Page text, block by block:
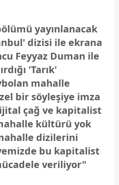
yayınlanacak
dizisi ile ekrana
Feyyaz Duman ile
'Tarık'
mahalle
bir söyleşiye imza
çağ ve kapitalist
kültürü yok
dizilerini
bu kapitalist
veriliyor"